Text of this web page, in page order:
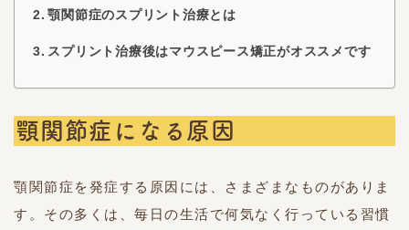
顎関節症のスプリント治療とは
スプリント治療後はマウスピース矯正がオススメです
顎関節症になる原因
顎関節症を発症する原因には、さまざまなものがありま
す。その多くは、毎日の生活で何気なく行っている習慣